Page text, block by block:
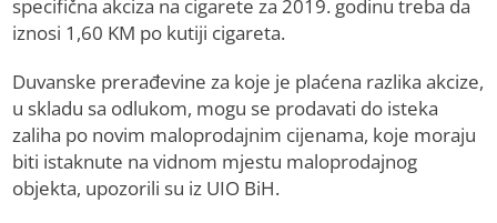
specifična akciza na cigarete za 2019. godinu treba da
iznosi 1,60 KM po kutiji cigareta.
Duvanske prerađevine za koje je plaćena razlika akcize,
u skladu sa odlukom, mogu se prodavati do isteka
zaliha po novim maloprodajnim cijenama, koje moraju
biti istaknute na vidnom mjestu maloprodajnog
objekta, upozorili su iz UIO BiH.